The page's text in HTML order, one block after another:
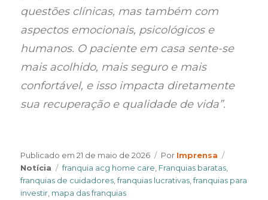
questões clínicas, mas também com
aspectos emocionais, psicológicos e
humanos. O paciente em casa sente-se
mais acolhido, mais seguro e mais
confortável, e isso impacta diretamente
sua recuperação e qualidade de vida”.
Publicado em21 de maio de 2026 Por Author
Imprensa
Notícia
Tags
franquia acg home care, Franquias baratas,
franquias de cuidadores,franquias lucrativas,franquias para
investir, mapa das franquias